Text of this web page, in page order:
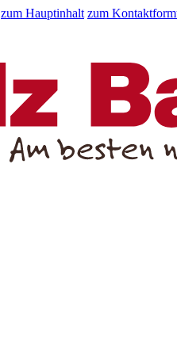
zum Hauptinhalt zum